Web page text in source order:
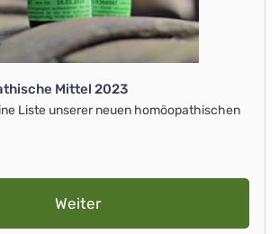
Mittel 2023
Liste unserer neuen homöopathischen
Weiter